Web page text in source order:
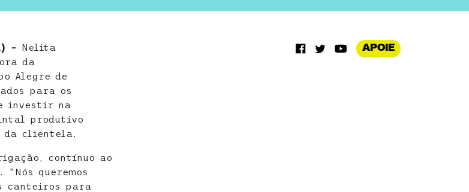
–
Nelita
da
Alegre de
para os
investir na
produtivo
da clientela.
contínuo ao
queremos
canteiros para
APOIE